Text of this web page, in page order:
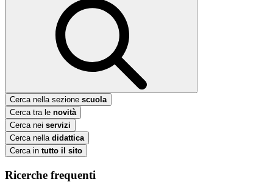
Cerca nella sezione scuola
Cerca tra le novità
Cerca nei servizi
Cerca nella didattica
Cerca in tutto il sito
Ricerche frequenti